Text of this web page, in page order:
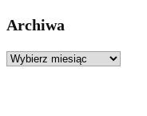
Archiwa
Archiwa